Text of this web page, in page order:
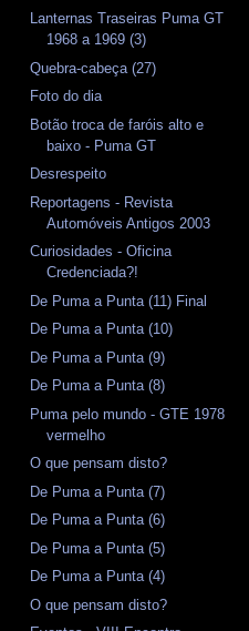
Lanternas Traseiras Puma GT
1968 a 1969 (3)
Quebra-cabeça (27)
Foto do dia
Botão troca de faróis alto e
baixo - Puma GT
Desrespeito
Reportagens - Revista
Automóveis Antigos 2003
Curiosidades - Oficina
Credenciada?!
De Puma a Punta (11) Final
De Puma a Punta (10)
De Puma a Punta (9)
De Puma a Punta (8)
Puma pelo mundo - GTE 1978
vermelho
O que pensam disto?
De Puma a Punta (7)
De Puma a Punta (6)
De Puma a Punta (5)
De Puma a Punta (4)
O que pensam disto?